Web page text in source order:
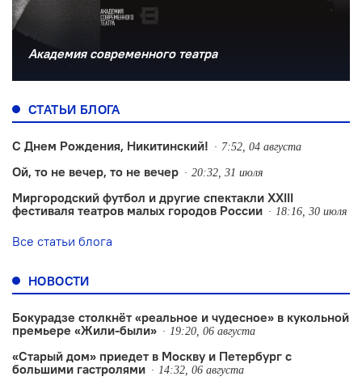
Академия современного театра
СТАТЬИ БЛОГА
С Днем Рождения, Никитинский! 7:52, 04 августа
Ой, то не вечер, то не вечер 20:32, 31 июля
Миргородский футбол и другие спектакли XXIII
фестиваля театров малых городов России
18:16, 30 июля
Все статьи блога
НОВОСТИ
Бокурадзе столкнëт «реальное и чудесное» в кукольной
премьере «Жили-были»
19:20, 06 августа
«Старый дом» приедет в Москву и Петербург с
большими гастролями
14:32, 06 августа